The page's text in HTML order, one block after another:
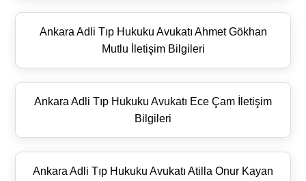
Ankara Adli Tıp Hukuku Avukatı Ahmet Gökhan
Mutlu İletişim Bilgileri
Ankara Adli Tıp Hukuku Avukatı Ece Çam İletişim
Bilgileri
Ankara Adli Tıp Hukuku Avukatı Atilla Onur Kayan